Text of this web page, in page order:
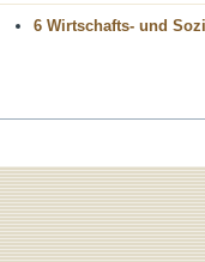
6 Wirtschafts- und